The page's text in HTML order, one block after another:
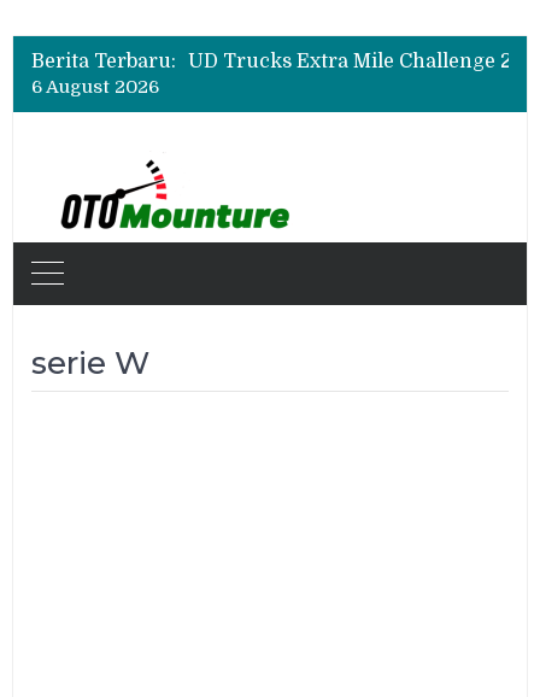
Berita Terbaru:
6 August 2026
serie W